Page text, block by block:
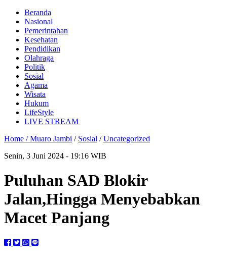
Beranda
Nasional
Pemerintahan
Kesehatan
Pendidikan
Olahraga
Politik
Sosial
Agama
Wisata
Hukum
LifeStyle
LIVE STREAM
Home /Muaro Jambi / Sosial /Uncategorized
Senin, 3 Juni 2024 - 19:16 WIB
Puluhan SAD Blokir
Jalan,Hingga Menyebabkan
Macet Panjang